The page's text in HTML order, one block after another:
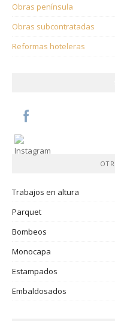
Obras península
Obras subcontratadas
Reformas hoteleras
Trabajos en altura
Parquet
Bombeos
Monocapa
Estampados
Embaldosados